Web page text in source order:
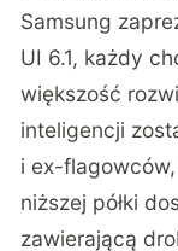
Samsung
UI 6.1, każdy
większość
inteligencji
i ex-
niższej półki
zawierającą